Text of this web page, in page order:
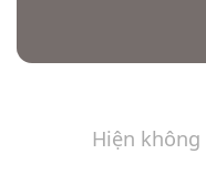
Hiện